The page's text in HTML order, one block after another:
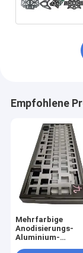
Empfohlene
Mehrfarbige
Anodisierungs-
Aluminium-